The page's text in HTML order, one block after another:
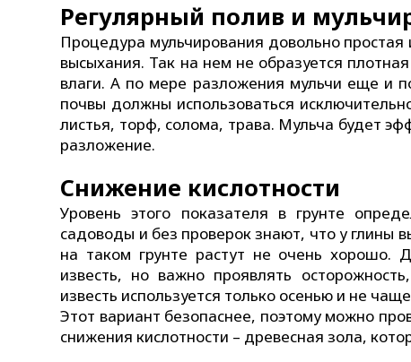
Регулярный полив и
Процедура мульчирования довольно
высыхания. Так на нем не образуется
влаги. А по мере разложения мульчи еще и
почвы должны использоваться
листья, торф, солома, трава. Мульча будет
разложение.
Снижение кислотности
Уровень этого показателя в грунте
садоводы и без проверок знают, что у глины
на таком грунте растут не очень хорошо.
известь, но важно проявлять
известь используется только осенью и не
Этот вариант безопаснее, поэтому можно
снижения кислотности – древесная зола,